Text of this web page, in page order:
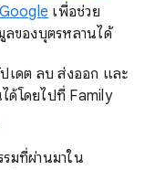
เพื่อช่วย
ลของบุตรหลานได้
เดต ลบ ส่งออก และ
ด้โดยไปที่ Family
มที่ผ่านมาใน